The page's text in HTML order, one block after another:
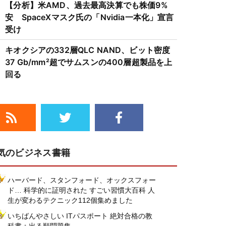
【分析】米AMD、過去最高決算でも株価9%
安 SpaceXマスク氏の「Nvidia一本化」宣言
受け
キオクシアの332層QLC NAND、ビット密度
37 Gb/mm²超でサムスンの400層超製品を上
回る
のビジネス書籍
ハーバード、スタンフォード、オックスフォー
ド… 科学的に証明された すごい習慣大百科 人
生が変わるテクニック112個集めました
いちばんやさしい ITパスポート 絶対合格の教